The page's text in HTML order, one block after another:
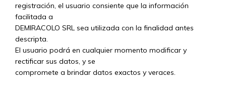
registración, el usuario consiente que la información
facilitada a
DEMIRACOLO SRL sea utilizada con la finalidad antes
descripta.
El usuario podrá en cualquier momento modificar y
rectificar sus datos, y se
compromete a brindar datos exactos y veraces.